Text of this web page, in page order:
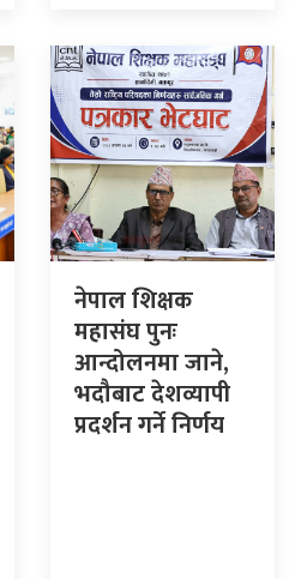
नेपाल शिक्षक
महासंघ पुनः
आन्दोलनमा जाने,
भदौबाट देशव्यापी
प्रदर्शन गर्ने निर्णय